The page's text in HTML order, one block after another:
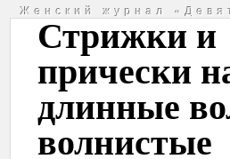
Женский журнал
Стрижки и
прически
длинные
волнистые